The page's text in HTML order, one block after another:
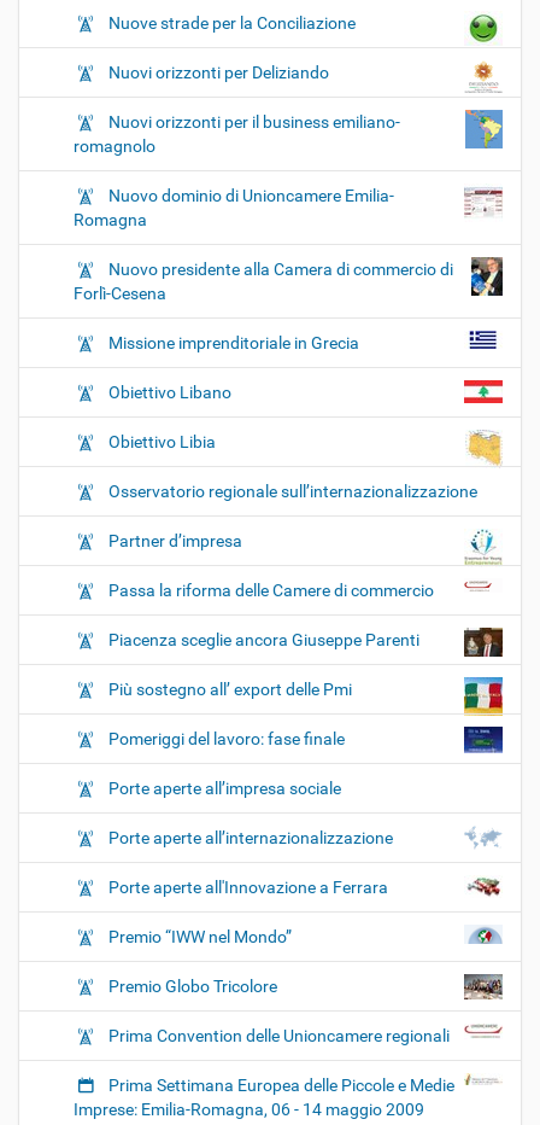
Nuove strade per la Conciliazione
Nuovi orizzonti per Deliziando
Nuovi orizzonti per il business emiliano-
romagnolo
Nuovo dominio di Unioncamere Emilia-
Romagna
Nuovo presidente alla Camera di commercio di
Forlì-Cesena
Missione imprenditoriale in Grecia
Obiettivo Libano
Obiettivo Libia
Osservatorio regionale sull’internazionalizzazione
Partner d’impresa
Passa la riforma delle Camere di commercio
Piacenza sceglie ancora Giuseppe Parenti
Più sostegno all’ export delle Pmi
Pomeriggi del lavoro: fase finale
Porte aperte all’impresa sociale
Porte aperte all’internazionalizzazione
Porte aperte all'Innovazione a Ferrara
Premio “IWW nel Mondo”
Premio Globo Tricolore
Prima Convention delle Unioncamere regionali
Prima Settimana Europea delle Piccole e Medie
Imprese: Emilia-Romagna, 06 - 14 maggio 2009